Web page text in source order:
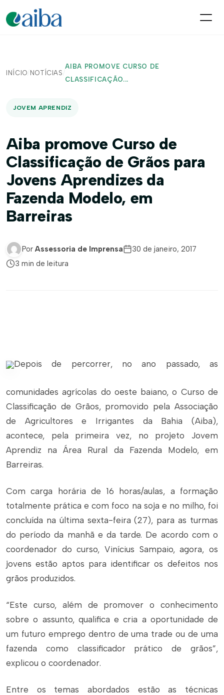
INÍCIO/ NOTÍCIAS /
AIBA PROMOVE CURSO DE
CLASSIFICAÇÃO...
JOVEM APRENDIZ
Aiba promove Curso de
Classificação de Grãos para
Jovens Aprendizes da
Fazenda Modelo, em
Barreiras
Por Assessoria de Imprensa
30 de janeiro, 2017
3 min de leitura
Depois de percorrer, no ano passado, as
comunidades agrícolas do oeste baiano, o Curso de
Classificação de Grãos, promovido pela Associação
de Agricultores e Irrigantes da Bahia (Aiba),
acontece, pela primeira vez, no projeto Jovem
Aprendiz na Área Rural da Fazenda Modelo, em
Barreiras.
Com carga horária de 16 horas/aulas, a formação
totalmente prática e com foco na soja e no milho, foi
concluída na última sexta-feira (27), para as turmas
do período da manhã e da tarde. De acordo com o
coordenador do curso, Vinícius Sampaio, agora, os
jovens estão aptos para identificar os defeitos nos
grãos produzidos.
“Este curso, além de promover o conhecimento
sobre o assunto, qualifica e cria a oportunidade de
um futuro emprego dentro de uma trade ou de uma
fazenda como classificador prático de grãos”,
explicou o coordenador.
Entre os temas abordados estão as técnicas